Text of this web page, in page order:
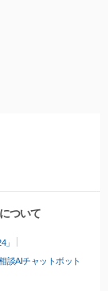
ついて
」
談AIチャットボット